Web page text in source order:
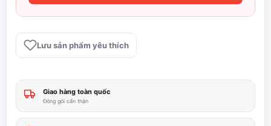
tâm
hồn
lượng
Lưu sản phẩm yêu thích
Giao hàng toàn quốc
Đóng gói cẩn thận